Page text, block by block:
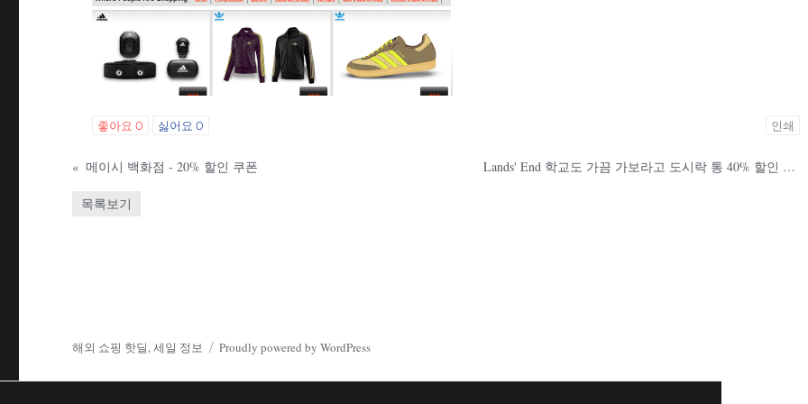
좋아요0 싫어요0 인쇄
« 메이시 백화점 - 20% 할인 쿠폰 Lands' End 학교도 가끔 가보라고 도시락 통 40% 할인 쿠폰
목록보기
해외 쇼핑 핫딜, 세일 정보 Proudly powered by WordPress